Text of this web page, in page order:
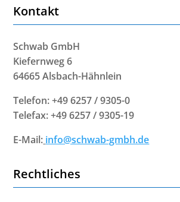
Kontakt
Schwab GmbH
Kiefernweg 6
64665 Alsbach-Hähnlein
Telefon: +49 6257 / 9305-0
Telefax: +49 6257 / 9305-19
E-Mail: info@schwab-gmbh.de
Rechtliches